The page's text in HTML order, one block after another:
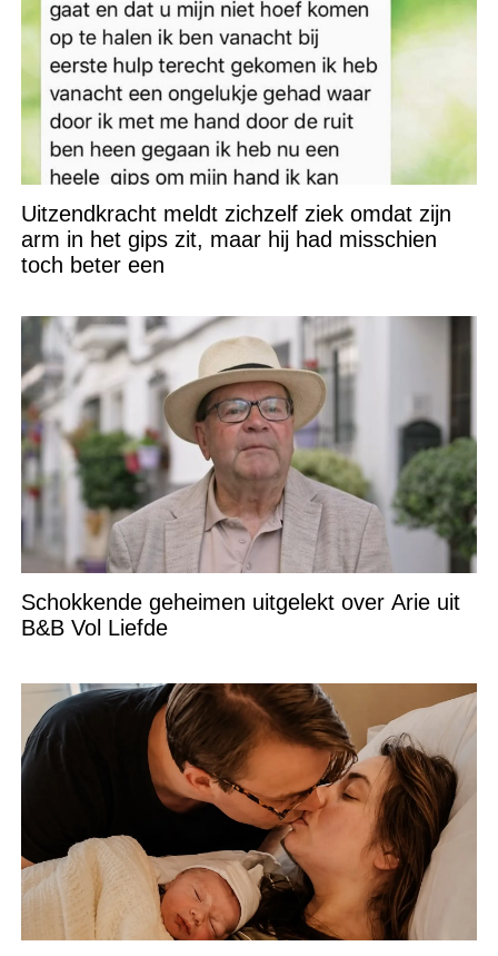
Uitzendkracht meldt zichzelf ziek omdat zijn
arm in het gips zit, maar hij had misschien
toch beter een
Schokkende geheimen uitgelekt over Arie uit
B&B Vol Liefde